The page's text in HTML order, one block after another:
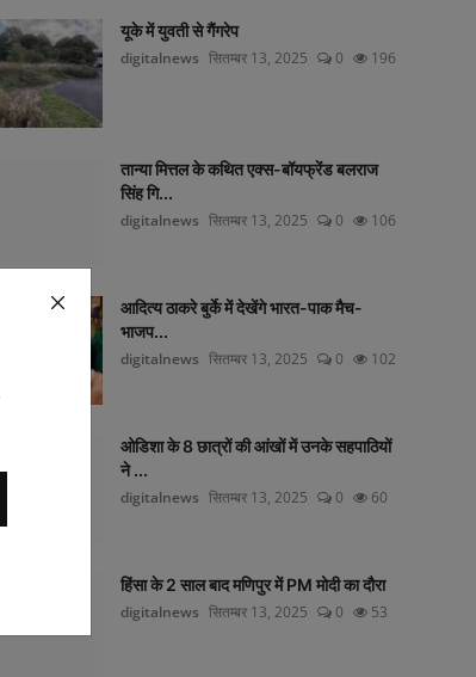
यूके में युवती से गैंगरेप
digitalnews सितम्बर 13, 2025 0 196
तान्या मित्तल के कथित एक्स-बॉयफ्रेंड बलराज
सिंह गि...
digitalnews सितम्बर 13, 2025 0 106
आदित्य ठाकरे बुर्के में देखेंगे भारत-पाक मैच-
भाजप...
digitalnews सितम्बर 13, 2025 0 102
ओडिशा के 8 छात्रों की आंखों में उनके सहपाठियों
ने ...
digitalnews सितम्बर 13, 2025 0 60
हिंसा के 2 साल बाद मणिपुर में PM मोदी का दौरा
digitalnews सितम्बर 13, 2025 0 53